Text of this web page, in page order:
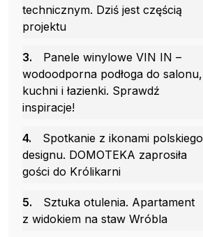
technicznym. Dziś jest częścią
projektu
3.
Panele winylowe VIN IN –
wodoodporna podłoga do salonu,
kuchni i łazienki. Sprawdź
inspiracje!
4.
Spotkanie z ikonami polskiego
designu. DOMOTEKA zaprosiła
gości do Królikarni
5.
Sztuka otulenia. Apartament
z widokiem na staw Wróbla